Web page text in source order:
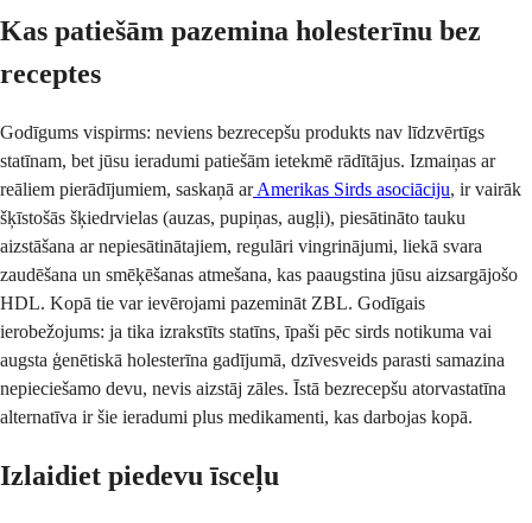
Kas patiešām pazemina holesterīnu bez
receptes
Godīgums vispirms: neviens bezrecepšu produkts nav līdzvērtīgs
statīnam, bet jūsu ieradumi patiešām ietekmē rādītājus. Izmaiņas ar
reāliem pierādījumiem, saskaņā ar Amerikas Sirds asociāciju, ir vairāk
šķīstošās šķiedrvielas (auzas, pupiņas, augļi), piesātināto tauku
aizstāšana ar nepiesātinātajiem, regulāri vingrinājumi, liekā svara
zaudēšana un smēķēšanas atmešana, kas paaugstina jūsu aizsargājošo
HDL. Kopā tie var ievērojami pazemināt ZBL. Godīgais
ierobežojums: ja tika izrakstīts statīns, īpaši pēc sirds notikuma vai
augsta ģenētiskā holesterīna gadījumā, dzīvesveids parasti samazina
nepieciešamo devu, nevis aizstāj zāles. Īstā bezrecepšu atorvastatīna
alternatīva ir šie ieradumi plus medikamenti, kas darbojas kopā.
Izlaidiet piedevu īsceļu